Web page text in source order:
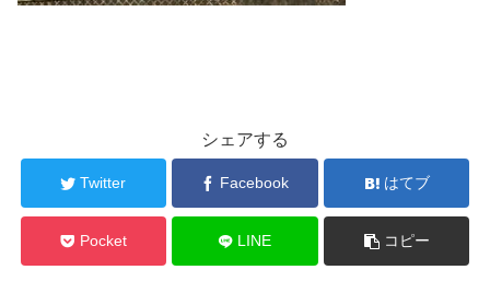
シェアする
Twitter Facebook はてブ
Pocket LINE コピー